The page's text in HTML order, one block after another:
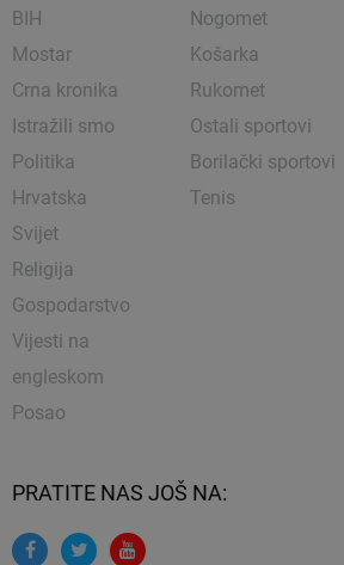
BIH
Mostar
Crna kronika
Istražili smo
Politika
Hrvatska
Svijet
Religija
Gospodarstvo
Vijesti na
engleskom
Posao
Nogomet
Košarka
Rukomet
Ostali sportovi
Borilački sportovi
Tenis
PRATITE NAS JOŠ NA: